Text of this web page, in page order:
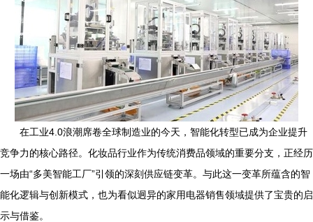
在工业4.0浪潮席卷全球制造业的今天，智能化转型已成为企业提升
竞争力的核心路径。化妆品行业作为传统消费品领域的重要分支，正经历
一场由“多美智能工厂”引领的深刻供应链变革。与此这一变革所蕴含的智
能化逻辑与创新模式，也为看似迥异的家用电器销售领域提供了宝贵的启
示与借鉴。